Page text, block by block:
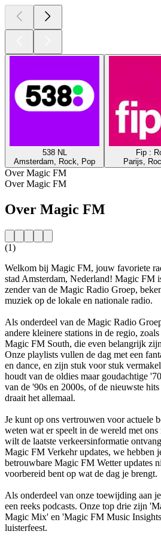
538 NL
Amsterdam, Rock, Pop
Fip :
Parijs,
Over Magic FM
Over Magic FM
Over Magic FM
(1)
Welkom bij Magic FM, jouw favoriete
stad Amsterdam, Nederland! Magic FM
zender van de Magic Radio Groep,
muziek op de lokale en nationale radio.
Als onderdeel van de Magic Radio
andere kleinere stations in de regio,
Magic FM South, die even belangrijk
Onze playlists vullen de dag met een
en dance, en zijn stuk voor stuk
houdt van de oldies maar goudachtige
van de '90s en 2000s, of de nieuwste
draait het allemaal.
Je kunt op ons vertrouwen voor actuele
weten wat er speelt in de wereld met
wilt de laatste verkeersinformatie
Magic FM Verkehr updates, we hebben
betrouwbare Magic FM Wetter updates
voorbereid bent op wat de dag je brengt.
Als onderdeel van onze toewijding aan
een reeks podcasts. Onze top drie zijn
Magic Mix' en 'Magic FM Music
luisterfeest.